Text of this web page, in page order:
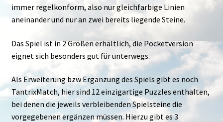
immer regelkonform, also nur gleichfarbige Linien
aneinander und nur an zwei bereits liegende Steine.
Das Spiel ist in 2 Größen erhältlich, die Pocketversion
eignet sich besonders gut für unterwegs.
Als Erweiterung bzw Ergänzung des Spiels gibt es noch
TantrixMatch, hier sind 12 einzigartige Puzzles enthalten,
bei denen die jeweils verbleibenden Spielsteine die
vorgegebenen ergänzen müssen. Hierzu gibt es 3